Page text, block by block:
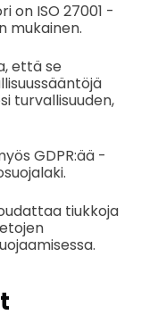
on ISO 27001 -
mukainen.
että se
turvallisuuden,
GDPR:ää -
tiukkoja